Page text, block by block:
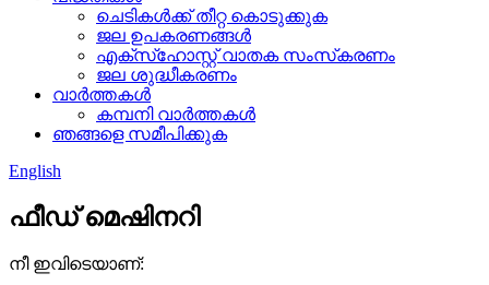
ചെടികൾക്ക് തീറ്റ കൊടുക്കുക
ജല ഉപകരണങ്ങൾ
എക്‌സ്‌ഹോസ്റ്റ് വാതക സംസ്‌കരണം
ജല ശുദ്ധീകരണം
വാർത്തകൾ
കമ്പനി വാർത്തകൾ
ഞങ്ങളെ സമീപിക്കുക
English
ഫീഡ് മെഷിനറി
നീ ഇവിടെയാണ്: